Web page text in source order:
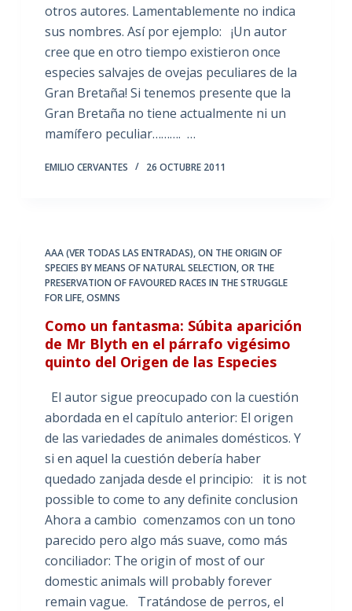
otros autores. Lamentablemente no indica
sus nombres. Así por ejemplo: ¡Un autor
cree que en otro tiempo existieron once
especies salvajes de ovejas peculiares de la
Gran Bretaña! Si tenemos presente que la
Gran Bretaña no tiene actualmente ni un
mamífero peculiar………. …
EMILIO CERVANTES 26 OCTUBRE 2011
AAA (VER TODAS LAS ENTRADAS),ON THE ORIGIN OF
SPECIES BY MEANS OF NATURAL SELECTION,OR THE
PRESERVATION OF FAVOURED RACES IN THE STRUGGLE
FOR LIFE,OSMNS
Como un fantasma: Súbita aparición
de Mr Blyth en el párrafo vigésimo
quinto del Origen de las Especies
El autor sigue preocupado con la cuestión
abordada en el capítulo anterior: El origen
de las variedades de animales domésticos. Y
si en aquel la cuestión debería haber
quedado zanjada desde el principio: it is not
possible to come to any definite conclusion
Ahora a cambio comenzamos con un tono
parecido pero algo más suave, como más
conciliador: The origin of most of our
domestic animals will probably forever
remain vague. Tratándose de perros, el